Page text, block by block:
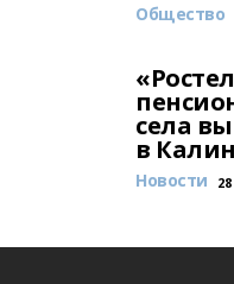
Общество
села
в
Новости